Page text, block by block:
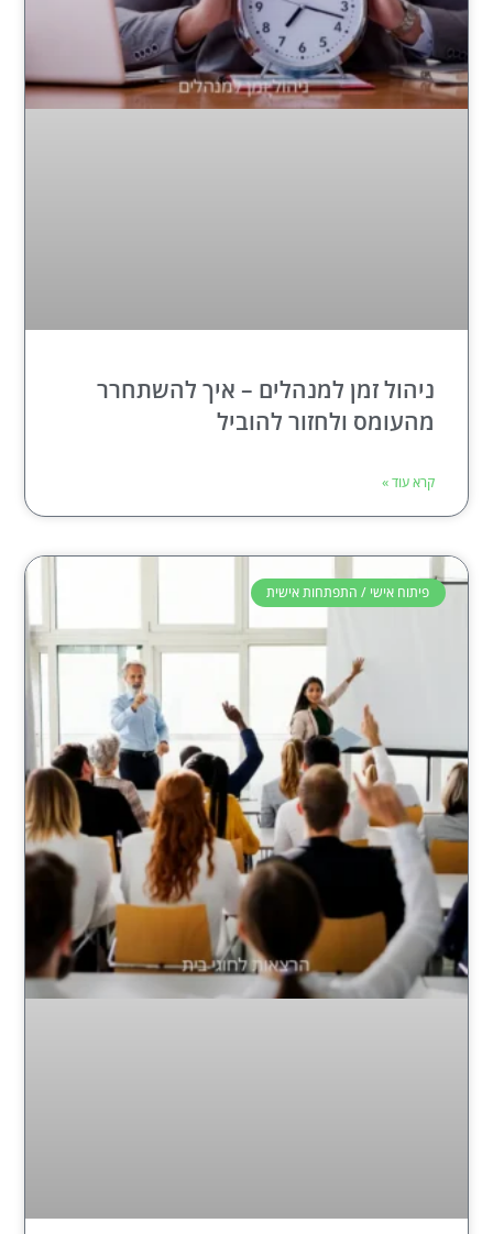
ניהול זמן למנהלים – איך להשתחרר
מהעומס ולחזור להוביל
קרא עוד »
פיתוח אישי / התפתחות אישית